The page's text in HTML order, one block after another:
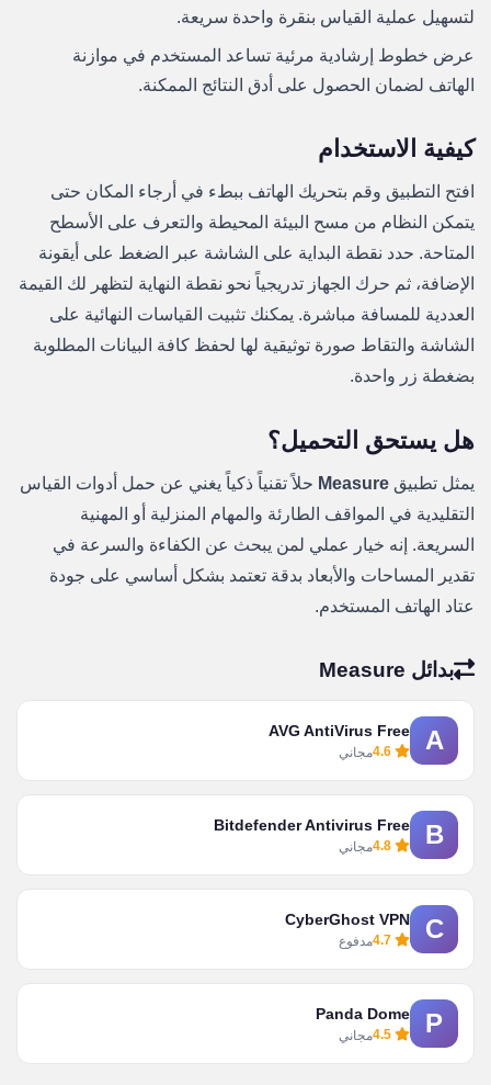
لتسهيل عملية القياس بنقرة واحدة سريعة.
عرض خطوط إرشادية مرئية تساعد المستخدم في موازنة
الهاتف لضمان الحصول على أدق النتائج الممكنة.
كيفية الاستخدام
افتح التطبيق وقم بتحريك الهاتف ببطء في أرجاء المكان حتى
يتمكن النظام من مسح البيئة المحيطة والتعرف على الأسطح
المتاحة. حدد نقطة البداية على الشاشة عبر الضغط على أيقونة
الإضافة، ثم حرك الجهاز تدريجياً نحو نقطة النهاية لتظهر لك القيمة
العددية للمسافة مباشرة. يمكنك تثبيت القياسات النهائية على
الشاشة والتقاط صورة توثيقية لها لحفظ كافة البيانات المطلوبة
بضغطة زر واحدة.
هل يستحق التحميل؟
يمثل تطبيق Measure حلاً تقنياً ذكياً يغني عن حمل أدوات القياس
التقليدية في المواقف الطارئة والمهام المنزلية أو المهنية
السريعة. إنه خيار عملي لمن يبحث عن الكفاءة والسرعة في
تقدير المساحات والأبعاد بدقة تعتمد بشكل أساسي على جودة
عتاد الهاتف المستخدم.
بدائل Measure
A
AVG AntiVirus Free
مجاني
B
Bitdefender Antivirus Free
مجاني
C
CyberGhost VPN
مدفوع
P
Panda Dome
مجاني